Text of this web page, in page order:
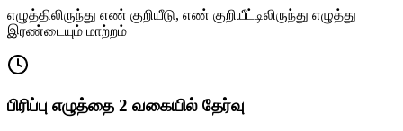
எழுத்திலிருந்து எண் குறியீடு, எண் குறியீட்டிலிருந்து எழுத்து
இரண்டையும் மாற்றம்
பிரிப்பு எழுத்தை 2 வகையில் தேர்வு